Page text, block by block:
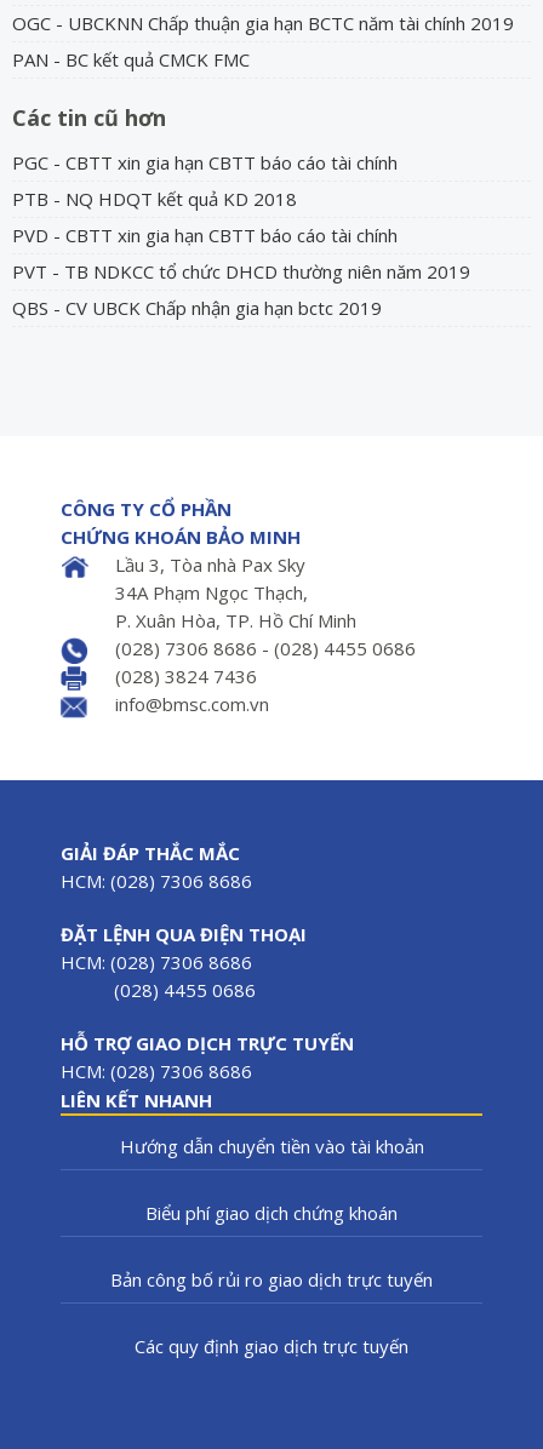
OGC - UBCKNN Chấp thuận gia hạn BCTC năm tài chính 2019
PAN - BC kết quả CMCK FMC
Các tin cũ hơn
PGC - CBTT xin gia hạn CBTT báo cáo tài chính
PTB - NQ HDQT kết quả KD 2018
PVD - CBTT xin gia hạn CBTT báo cáo tài chính
PVT - TB NDKCC tổ chức DHCD thường niên năm 2019
QBS - CV UBCK Chấp nhận gia hạn bctc 2019
CÔNG TY CỔ PHẦN
CHỨNG KHOÁN BẢO MINH
Lầu 3, Tòa nhà Pax Sky
34A Phạm Ngọc Thạch,
P. Xuân Hòa, TP. Hồ Chí Minh
(028) 7306 8686 - (028) 4455 0686
(028) 3824 7436
info@bmsc.com.vn
GIẢI ĐÁP THẮC MẮC
HCM: (028) 7306 8686
ĐẶT LỆNH QUA ĐIỆN THOẠI
HCM: (028) 7306 8686
(028) 4455 0686
HỖ TRỢ GIAO DỊCH TRỰC TUYẾN
HCM: (028) 7306 8686
LIÊN KẾT NHANH
Hướng dẫn chuyển tiền vào tài khoản
Biểu phí giao dịch chứng khoán
Bản công bố rủi ro giao dịch trực tuyến
Các quy định giao dịch trực tuyến